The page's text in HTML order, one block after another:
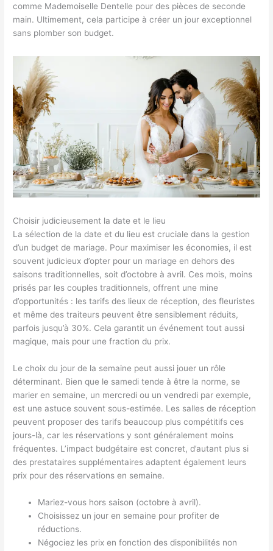
comme Mademoiselle Dentelle pour des pièces de seconde
main. Ultimement, cela participe à créer un jour exceptionnel
sans plomber son budget.
Choisir judicieusement la date et le lieu
La sélection de la date et du lieu est cruciale dans la gestion
d’un budget de mariage. Pour maximiser les économies, il est
souvent judicieux d’opter pour un mariage en dehors des
saisons traditionnelles, soit d’octobre à avril. Ces mois, moins
prisés par les couples traditionnels, offrent une mine
d’opportunités : les tarifs des lieux de réception, des fleuristes
et même des traiteurs peuvent être sensiblement réduits,
parfois jusqu’à 30%. Cela garantit un événement tout aussi
magique, mais pour une fraction du prix.
Le choix du jour de la semaine peut aussi jouer un rôle
déterminant. Bien que le samedi tende à être la norme, se
marier en semaine, un mercredi ou un vendredi par exemple,
est une astuce souvent sous-estimée. Les salles de réception
peuvent proposer des tarifs beaucoup plus compétitifs ces
jours-là, car les réservations y sont généralement moins
fréquentes. L’impact budgétaire est concret, d’autant plus si
des prestataires supplémentaires adaptent également leurs
prix pour des réservations en semaine.
Mariez-vous hors saison (octobre à avril).
Choisissez un jour en semaine pour profiter de
réductions.
Négociez les prix en fonction des disponibilités non